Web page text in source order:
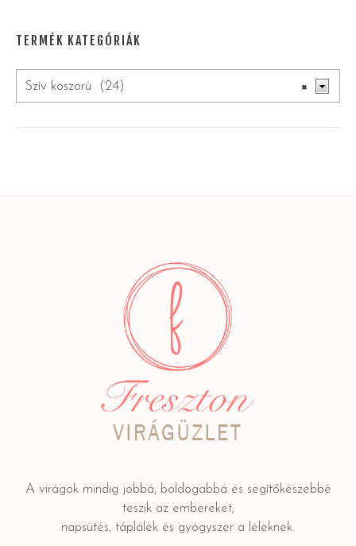
TERMÉK KATEGÓRIÁK
×
Szív koszorú (24)
A virágok mindig jobbá, boldogabbá és segítőkészebbé
teszik az embereket;
napsütés, táplálék és gyógyszer a léleknek.